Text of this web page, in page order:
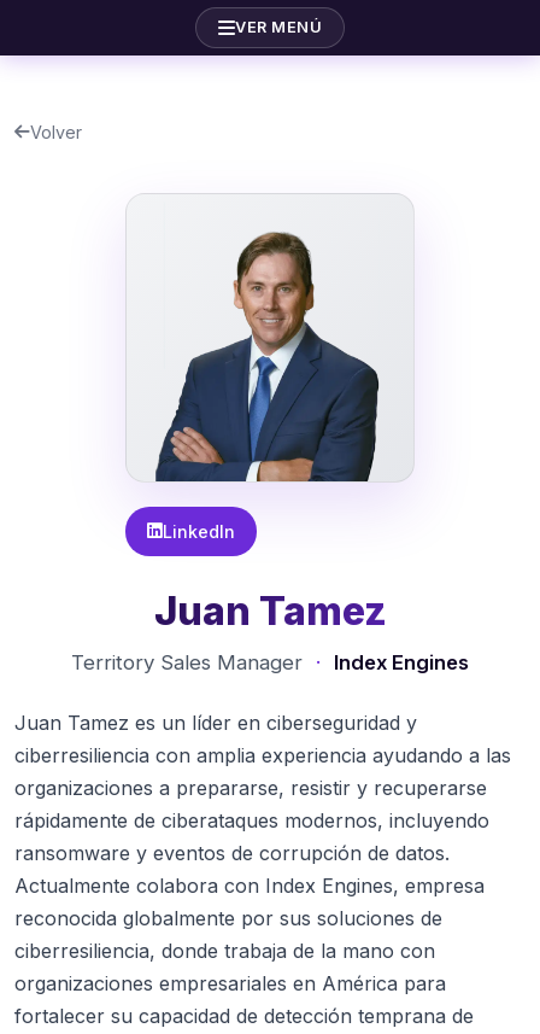
VER MENÚ
Volver
LinkedIn
Juan Tamez
Territory Sales Manager · Index Engines
Juan Tamez es un líder en ciberseguridad y
ciberresiliencia con amplia experiencia ayudando a las
organizaciones a prepararse, resistir y recuperarse
rápidamente de ciberataques modernos, incluyendo
ransomware y eventos de corrupción de datos.
Actualmente colabora con Index Engines, empresa
reconocida globalmente por sus soluciones de
ciberresiliencia, donde trabaja de la mano con
organizaciones empresariales en América para
fortalecer su capacidad de detección temprana de